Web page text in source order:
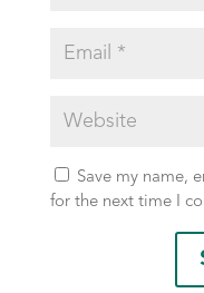
Save my name,
for the next time I